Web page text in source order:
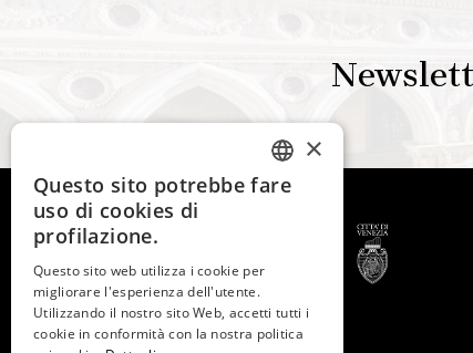
© 2026 -Fondazione
Musei Civici di Venezia
ITALIAN
GERMAN
FRENCH
×
Questo sito potrebbe fare
uso di cookies di
profilazione.
Questo sito web utilizza i cookie per
migliorare l'esperienza dell'utente.
Utilizzando il nostro sito Web, accetti tutti i
cookie in conformità con la nostra politica